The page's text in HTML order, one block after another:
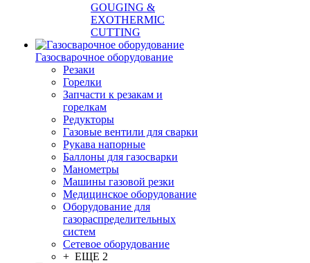
GOUGING &
EXOTHERMIC
CUTTING
Газосварочное оборудование
Резаки
Горелки
Запчасти к резакам и
горелкам
Редукторы
Газовые вентили для сварки
Рукава напорные
Баллоны для газосварки
Манометры
Машины газовой резки
Медицинское оборудование
Оборудование для
газораспределительных
систем
Сетевое оборудование
+ ЕЩЕ 2